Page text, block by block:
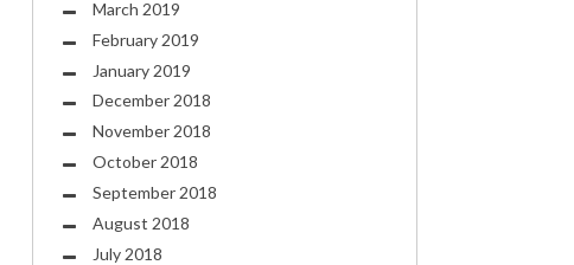
March 2019
February 2019
January 2019
December 2018
November 2018
October 2018
September 2018
August 2018
July 2018